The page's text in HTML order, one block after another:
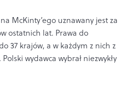
McKinty’ego uznawany jest za
ostatnich lat. Prawa do
37 krajów, a w każdym z nich z
wydawca wybrał niezwykły